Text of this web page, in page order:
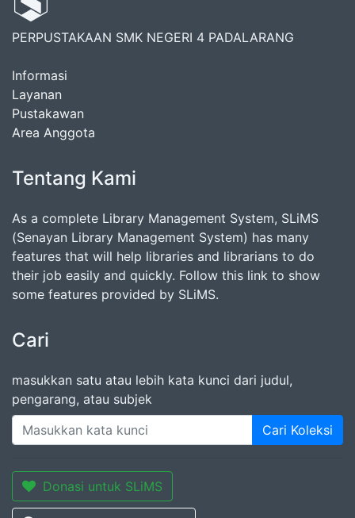
PERPUSTAKAAN SMK NEGERI 4 PADALARANG
Informasi
Layanan
Pustakawan
Area Anggota
Tentang Kami
As a complete Library Management System, SLiMS
(Senayan Library Management System) has many
features that will help libraries and librarians to do
their job easily and quickly. Follow this link to show
some features provided by SLiMS.
Cari
masukkan satu atau lebih kata kunci dari judul,
pengarang, atau subjek
Cari Koleksi
Donasi untuk SLiMS